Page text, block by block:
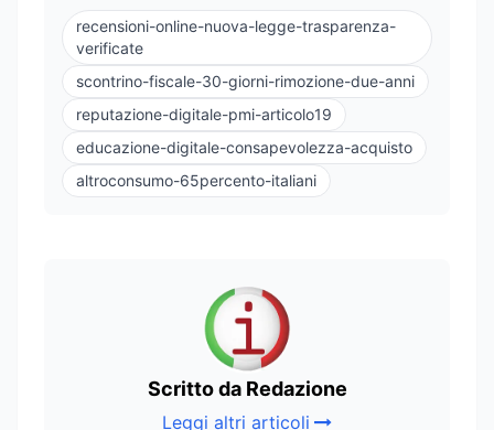
recensioni-online-nuova-legge-trasparenza-
verificate
scontrino-fiscale-30-giorni-rimozione-due-anni
reputazione-digitale-pmi-articolo19
educazione-digitale-consapevolezza-acquisto
altroconsumo-65percento-italiani
Scritto da Redazione
Leggi altri articoli